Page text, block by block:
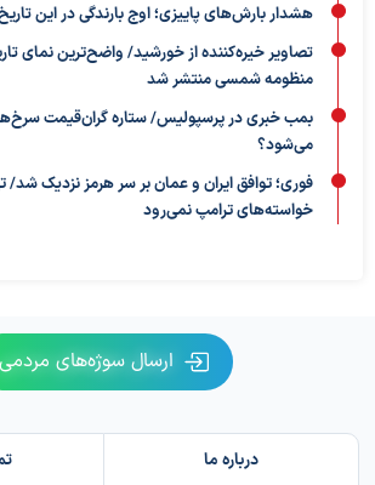
هشدار بارش‌های پاییزی؛ اوج بارندگی در این
تصاویر خیره‌کننده از خورشید/ واضح‌ترین نمای
منظومه شمسی منتشر شد
بمب خبری در پرسپولیس/ ستاره گران‌قیمت
می‌شود؟
فوری؛ توافق ایران و عمان بر سر هرمز نزدیک شد/
خواسته‌های ترامپ نمی‌رود
ارسال سوژه‌های مردمی
درباره ما